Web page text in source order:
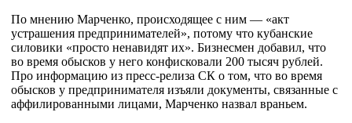
По мнению Марченко, происходящее с ним — «акт
устрашения предпринимателей», потому что кубанские
силовики «просто ненавидят их». Бизнесмен добавил, что
во время обысков у него конфисковали 200 тысяч рублей.
Про информацию из пресс-релиза СК о том, что во время
обысков у предпринимателя изъяли документы, связанные с
аффилированными лицами, Марченко назвал враньем.